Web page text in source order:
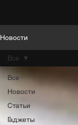
Новости
Все
Новости
Статьи
Гаджеты
Все